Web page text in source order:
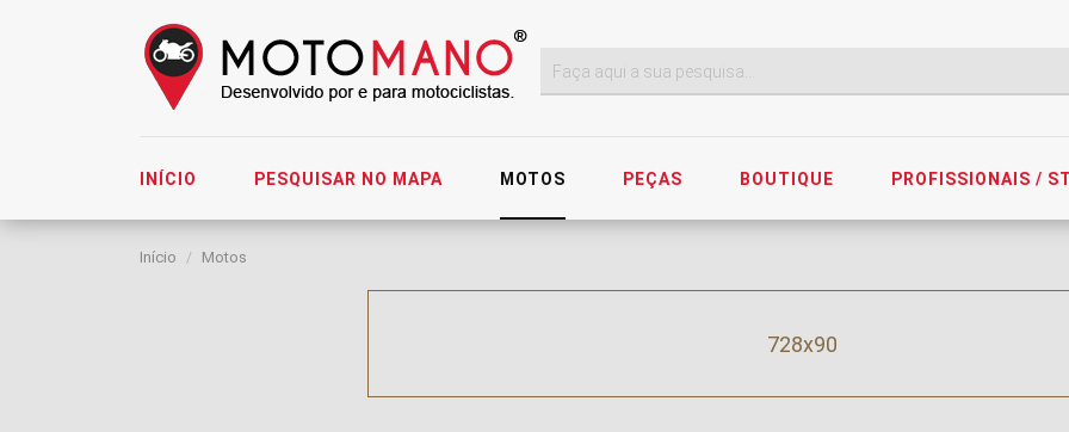
INÍCIO PESQUISAR NO MAPA MOTOS PEÇAS BOUTIQUE PROFISSIONAIS /
Início Motos
728x90